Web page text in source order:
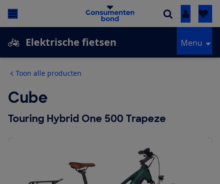
Inloggen
Elektrische fietsen Menu
Toon alle producten
Cube
Touring Hybrid One 500 Trapeze